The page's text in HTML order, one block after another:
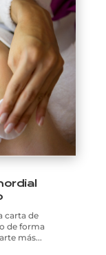
carta de
de forma
más...